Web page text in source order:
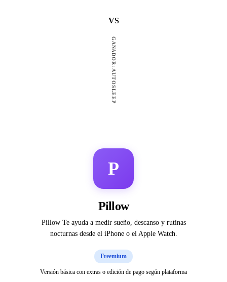
VS
GANADOR: AUTOSLEEP
P
Pillow
Pillow Te ayuda a medir sueño, descanso y rutinas
nocturnas desde el iPhone o el Apple Watch.
Freemium
Versión básica con extras o edición de pago según plataforma